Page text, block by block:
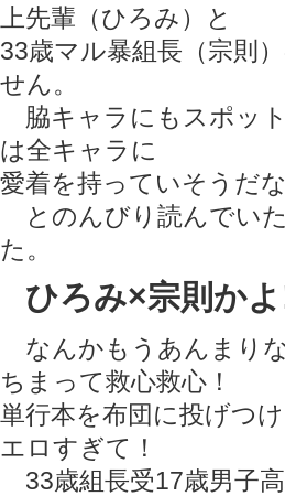
上先輩（ひろみ）と
33歳マル暴組長（宗則
せん。
脇キャラにもスポッ
は全キャラに
愛着を持っていそうだな
とのんびり読んでい
た。
ひろみ×宗則か
なんかもうあんまり
ちまって救心救心！
単行本を布団に投げつ
エロすぎて！
33歳組長受17歳男子